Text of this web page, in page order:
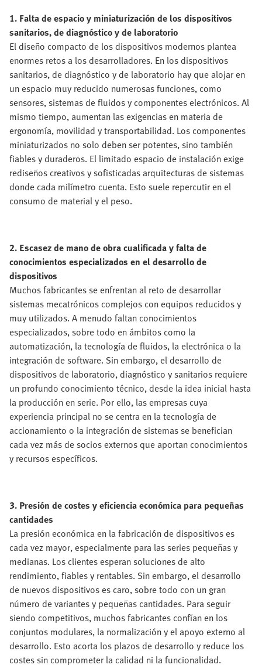
1. Falta de espacio y miniaturización de los dispositivos
sanitarios, de diagnóstico y de laboratorio
El diseño compacto de los dispositivos modernos plantea
enormes retos a los desarrolladores. En los dispositivos
sanitarios, de diagnóstico y de laboratorio hay que alojar en
un espacio muy reducido numerosas funciones, como
sensores, sistemas de fluidos y componentes electrónicos. Al
mismo tiempo, aumentan las exigencias en materia de
ergonomía, movilidad y transportabilidad. Los componentes
miniaturizados no solo deben ser potentes, sino también
fiables y duraderos. El limitado espacio de instalación exige
rediseños creativos y sofisticadas arquitecturas de sistemas
donde cada milímetro cuenta. Esto suele repercutir en el
consumo de material y el peso.
2. Escasez de mano de obra cualificada y falta de
conocimientos especializados en el desarrollo de
dispositivos
Muchos fabricantes se enfrentan al reto de desarrollar
sistemas mecatrónicos complejos con equipos reducidos y
muy utilizados. A menudo faltan conocimientos
especializados, sobre todo en ámbitos como la
automatización, la tecnología de fluidos, la electrónica o la
integración de software. Sin embargo, el desarrollo de
dispositivos de laboratorio, diagnóstico y sanitarios requiere
un profundo conocimiento técnico, desde la idea inicial hasta
la producción en serie. Por ello, las empresas cuya
experiencia principal no se centra en la tecnología de
accionamiento o la integración de sistemas se benefician
cada vez más de socios externos que aportan conocimientos
y recursos específicos.
3. Presión de costes y eficiencia económica para pequeñas
cantidades
La presión económica en la fabricación de dispositivos es
cada vez mayor, especialmente para las series pequeñas y
medianas. Los clientes esperan soluciones de alto
rendimiento, fiables y rentables. Sin embargo, el desarrollo
de nuevos dispositivos es caro, sobre todo con un gran
número de variantes y pequeñas cantidades. Para seguir
siendo competitivos, muchos fabricantes confían en los
conjuntos modulares, la normalización y el apoyo externo al
desarrollo. Esto acorta los plazos de desarrollo y reduce los
costes sin comprometer la calidad ni la funcionalidad.